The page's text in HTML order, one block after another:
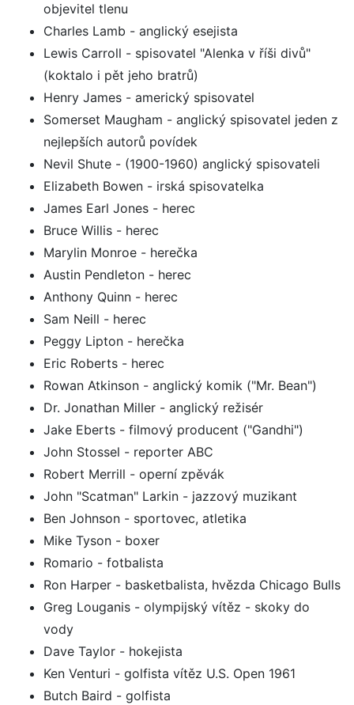
objevitel tlenu
Charles Lamb - anglický esejista
Lewis Carroll - spisovatel "Alenka v říši divů"
(koktalo i pět jeho bratrů)
Henry James - americký spisovatel
Somerset Maugham - anglický spisovatel jeden z
nejlepších autorů povídek
Nevil Shute - (1900-1960) anglický spisovateli
Elizabeth Bowen - irská spisovatelka
James Earl Jones - herec
Bruce Willis - herec
Marylin Monroe - herečka
Austin Pendleton - herec
Anthony Quinn - herec
Sam Neill - herec
Peggy Lipton - herečka
Eric Roberts - herec
Rowan Atkinson - anglický komik ("Mr. Bean")
Dr. Jonathan Miller - anglický režisér
Jake Eberts - filmový producent ("Gandhi")
John Stossel - reporter ABC
Robert Merrill - operní zpěvák
John "Scatman" Larkin - jazzový muzikant
Ben Johnson - sportovec, atletika
Mike Tyson - boxer
Romario - fotbalista
Ron Harper - basketbalista, hvězda Chicago Bulls
Greg Louganis - olympijský vítěz - skoky do
vody
Dave Taylor - hokejista
Ken Venturi - golfista vítěz U.S. Open 1961
Butch Baird - golfista